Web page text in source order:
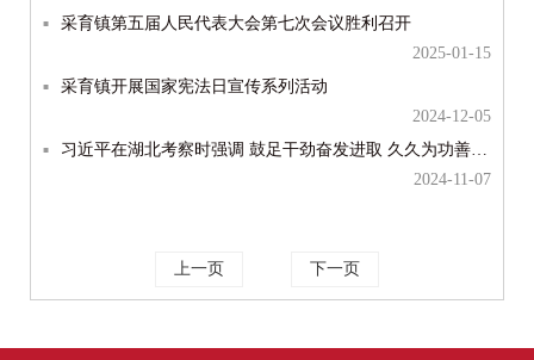
采育镇第五届人民代表大会第七次会议胜利召开
2025-01-15
采育镇开展国家宪法日宣传系列活动
2024-12-05
习近平在湖北考察时强调 鼓足干劲奋发进取 久久为功善作善成 奋力谱写中国式现代化湖北篇章
2024-11-07
上一页 下一页